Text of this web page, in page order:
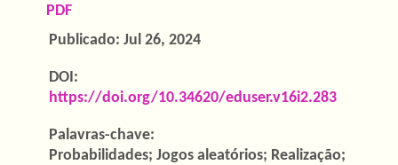
Barra
lateral
de
artigos
PDF
Publicado: Jul 26, 2024
DOI:
https://doi.org/10.34620/eduser.v16i2.283
Palavras-chave:
Probabilidades; Jogos aleatórios; Realização;